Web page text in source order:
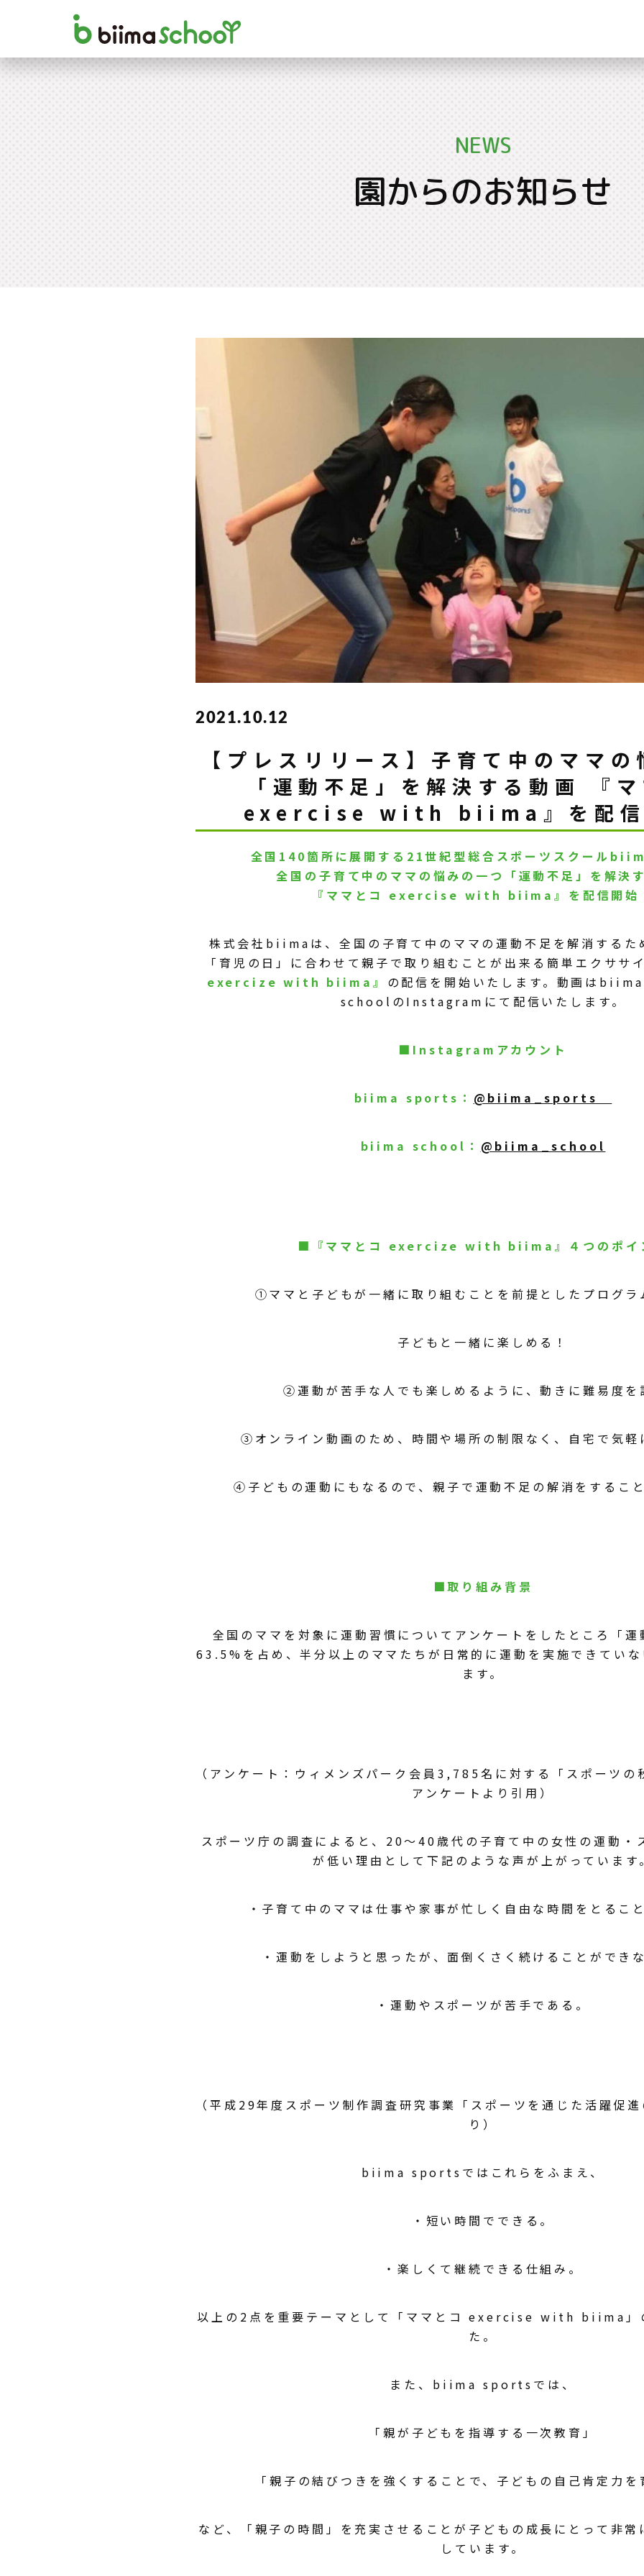
NEWS
園からのお知らせ
2021.10.12
【プレスリリース】子育て中のママの
「運動不足」を解決する動画 『マ
exercise with biima』を配信
全国140箇所に展開する21世紀型総合スポーツスクール
全国の子育て中のママの悩みの一つ「運動不足」を解決
『ママとコ exercise with biima』を配信開始
株式会社biimaは、全国の子育て中のママの運動不足を解消するた
「育児の日」に合わせて親子で取り組むことが出来る簡単エクササ
exercize with biima』 の配信を開始いたします。動画は
schoolのInstagramにて配信いたします。
■Instagramアカウント
biima sports ： @biima_sports
biima school ： @biima_school
■ 『ママとコ exercize with biima』 ４つのポイ
①ママと子どもが一緒に取り組むことを前提としたプログラ
子どもと一緒に楽しめる！
②運動が苦手な人でも楽しめるように、動きに難易度を
③オンライン動画のため、時間や場所の制限なく、自宅で気軽
④子どもの運動にもなるので、親子で運動不足の解消をするこ
■取り組み背景
全国のママを対象に運動習慣についてアンケートをしたところ「運
63.5%を占め、半分以上のママたちが日常的に運動を実施できていな
ます。
（アンケート：ウィメンズパーク会員3,785名に対する「スポーツ
アンケートより引用）
スポーツ庁の調査によると、20～40歳代の子育て中の女性の運動・
が低い理由として下記のような声が上がっています。
・子育て中のママは仕事や家事が忙しく自由な時間をとるこ
・運動をしようと思ったが、面倒くさく続けることができ
・運動やスポーツが苦手である。
（平成29年度スポーツ制作調査研究事業「スポーツを通じた活躍促
り）
biima sportsではこれらをふまえ、
・短い時間でできる。
・楽しくて継続できる仕組み。
以上の2点を重要テーマとして「ママとコ exercise with biima」
た。
また、biima sportsでは、
「親が子どもを指導する一次教育」
「親子の結びつきを強くすることで、子どもの自己肯定力を
など、「親子の時間」を充実させることが子どもの成長にとって非常
しています。